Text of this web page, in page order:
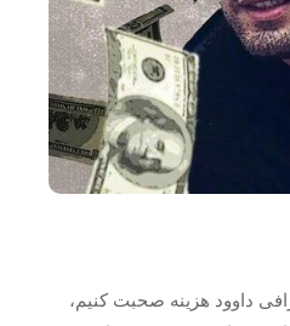
داوود هزینه صحبت کنیم،